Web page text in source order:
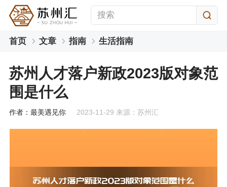
首页 文章 指南 生活指南
苏州人才落户新政2023版对象范
围是什么
作者：最美遇见你 2023-11-29 来源：苏州汇